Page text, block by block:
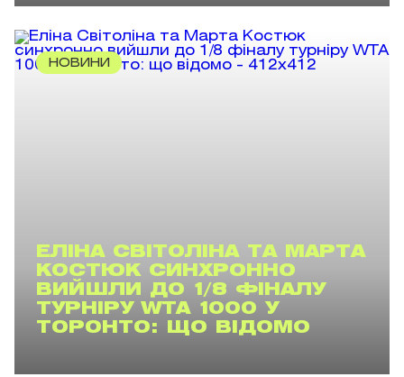
НОВИНИ
ЕЛІНА СВІТОЛІНА ТА МАРТА
КОСТЮК СИНХРОННО
ВИЙШЛИ ДО 1/8 ФІНАЛУ
ТУРНІРУ WTA 1000 У
ТОРОНТО: ЩО ВІДОМО